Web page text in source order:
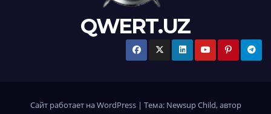
QWERT.UZ
Сайт работает на WordPress | Тема: Newsup Child, автор